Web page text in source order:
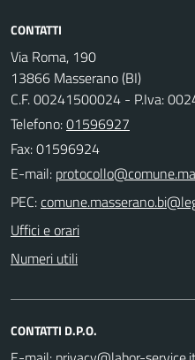
CONTATTI
Via Roma, 190
13866 Masserano (BI)
C.F. 00241500024 - P.Iva:
Telefono:01596927
Fax: 01596924
E-mail:
PEC:
Uffici e orari
Numeri utili
CONTATTI D.P.O.